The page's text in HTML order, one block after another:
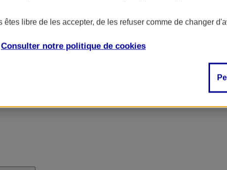
êtes libre de les accepter, de les refuser comme de changer
Consulter notre politique de cookies